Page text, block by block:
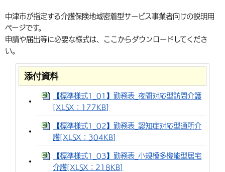
よみあげる
言語を選択
中国語（繁体字） 韓国語（한국어）
組織案内
届出・登録・証明 保険・年金
福祉・介護 健康・予防
税金
環境・衛生
外国人の方向け情報
事業者の方へ
入札・契約 産業・雇用
農林水産業
都市整備
子育て・教育
手当・助成
相談・支援・情報 計画・施策
観光なび
遊ぶ・体験する グルメ・食べる
買う・おみやげ 四季のイベント・祭り
市政情報
中津市について 市役所の紹介
地方創生・地域活性化 広報・広聴
中津市が指定する介護保険地域密着型サービス事業者向けの説明用
ページです。
申請や届出等に必要な様式は、ここからダウンロードしてくださ
い。
添付資料
【標準様式1_01】勤務表_夜間対応型訪問介護
[XLSX：177KB]
【標準様式1_02】勤務表_認知症対応型通所介
護[XLSX：304KB]
【標準様式1_03】勤務表_小規模多機能型居宅
介護[XLSX：218KB]